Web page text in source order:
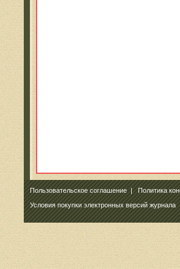
Пользовательское соглашение|Политика
Условия покупки электронных версий журнала